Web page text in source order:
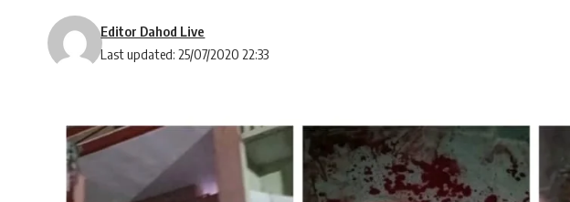
Last updated: 25/07/2020 22:33
Editor Dahod Live